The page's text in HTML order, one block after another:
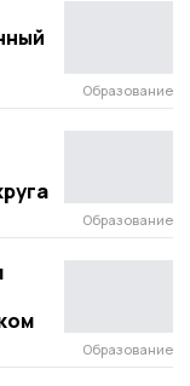
Образование
Образование
Образование